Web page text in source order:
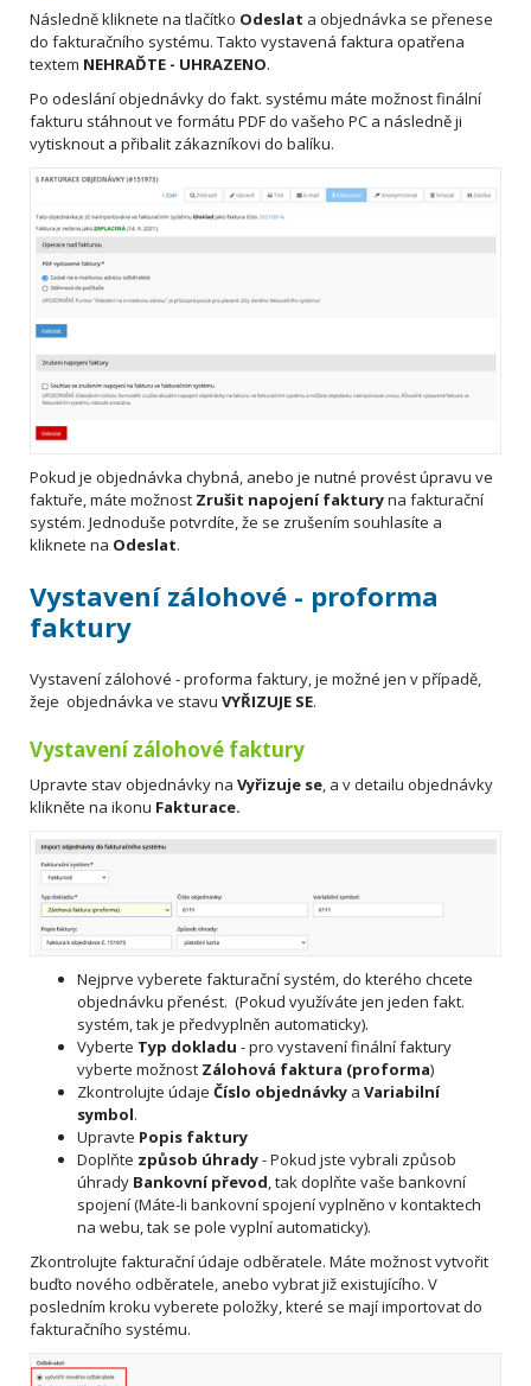
Následně kliknete na tlačítko Odeslat a objednávka se přenese
do fakturačního systému. Takto vystavená faktura opatřena
textem NEHRAĎTE - UHRAZENO.
Po odeslání objednávky do fakt. systému máte možnost finální
fakturu stáhnout ve formátu PDF do vašeho PC a následně ji
vytisknout a přibalit zákazníkovi do balíku.
Pokud je objednávka chybná, anebo je nutné provést úpravu ve
faktuře, máte možnost Zrušit napojení fakturyna fakturační
systém. Jednoduše potvrdíte, že se zrušením souhlasíte a
kliknete na Odeslat.
Vystavení zálohové - proforma
faktury
Vystavení zálohové - proforma faktury, je možné jen v případě,
žeje objednávka ve stavu VYŘIZUJE SE.
Vystavení zálohové faktury
Upravte stav objednávky na Vyřizuje se, a v detailu objednávky
klikněte na ikonu Fakturace.
Nejprve vyberete fakturační systém, do kterého chcete
objednávku přenést. (Pokud využíváte jen jeden fakt.
systém, tak je předvyplněn automaticky).
Vyberte Typ dokladu - pro vystavení finální faktury
vyberte možnost Zálohová faktura (proforma)
Zkontrolujte údaje Číslo objednávky a Variabilní
symbol.
Upravte Popis faktury
Doplňte způsob úhrady- Pokud jste vybrali způsob
úhrady Bankovní převod, tak doplňte vaše bankovní
spojení (Máte-li bankovní spojení vyplněno v kontaktech
na webu, tak se pole vyplní automaticky).
Zkontrolujte fakturační údaje odběratele. Máte možnost vytvořit
buďto nového odběratele, anebo vybrat již existujícího. V
posledním kroku vyberete položky, které se mají importovat do
fakturačního systému.